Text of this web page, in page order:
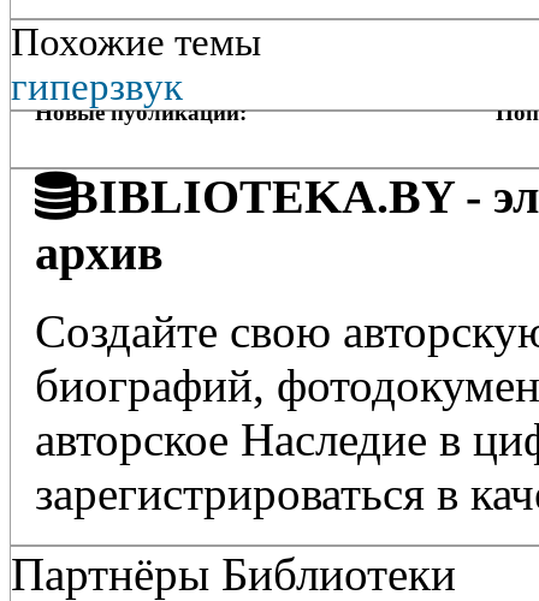
Похожие темы
гиперзвук
Новые публикации:
BIBLIOTEKA.BY -
архив
Создайте свою
биографий,
авторское Наследие в
зарегистрироваться в
Партнёры Библиотеки